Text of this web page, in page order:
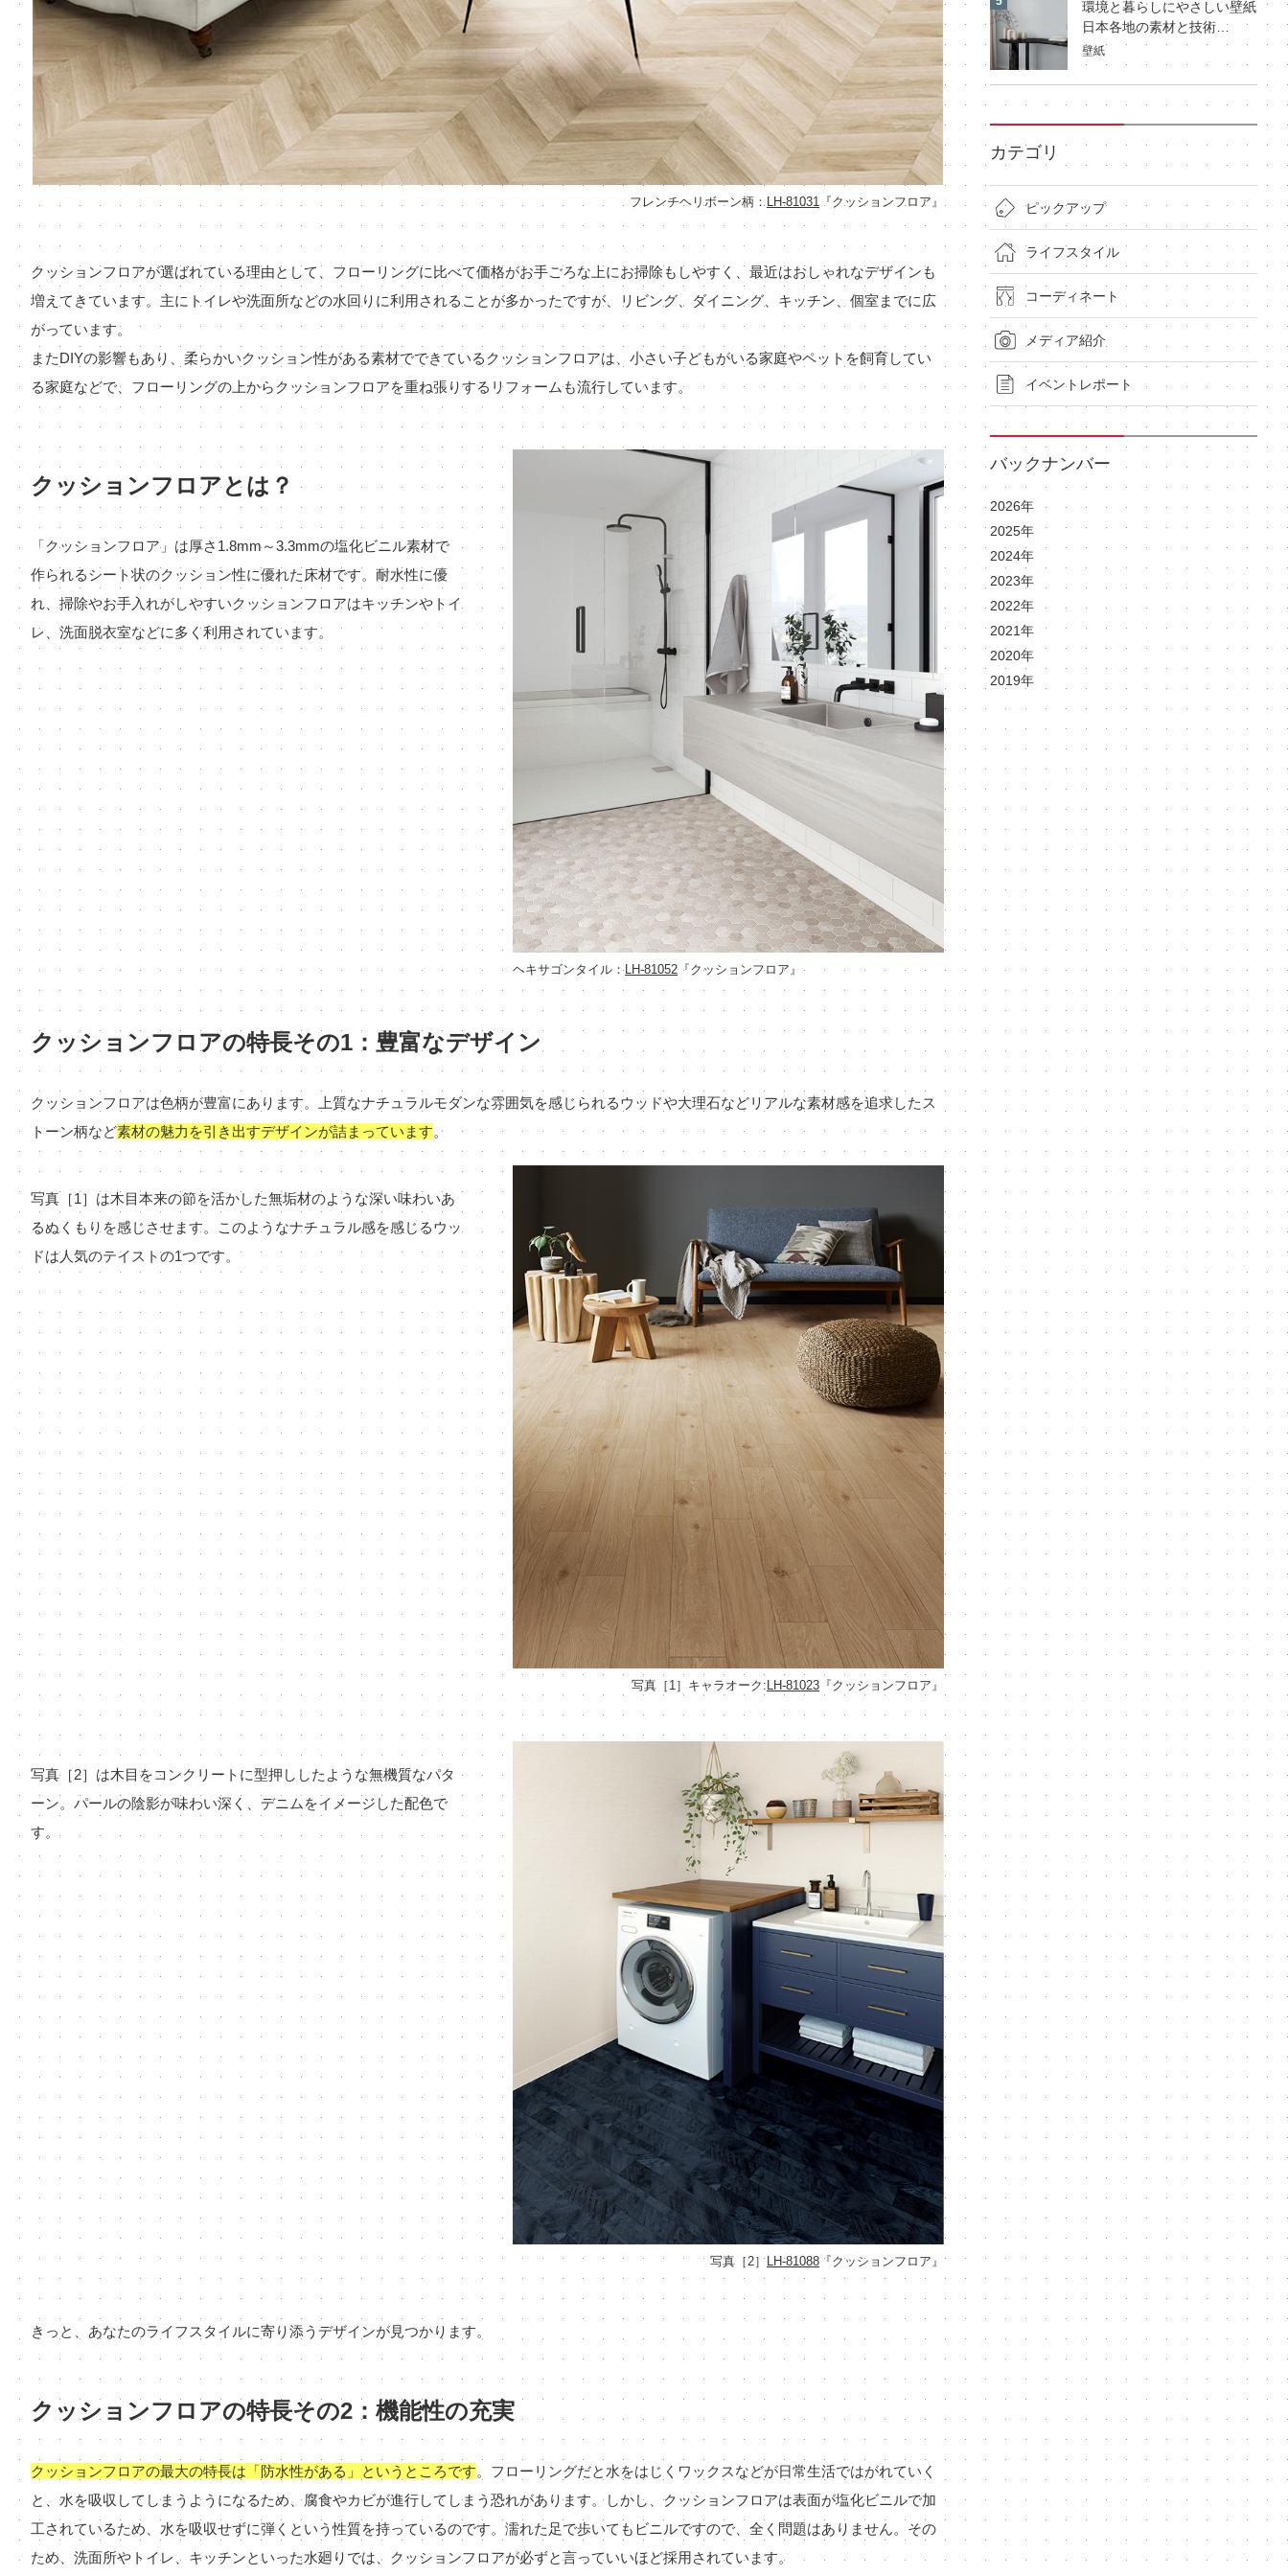
フレンチヘリボーン柄： LH-81031 『クッションフロア』
クッションフロアが選ばれている理由として、フローリングに比べて価格がお手ごろな上にお掃除もしやすく、最近はおしゃれなデザインも
増えてきています。主にトイレや洗面所などの水回りに利用されることが多かったですが、リビング、ダイニング、キッチン、個室までに広
がっています。
またDIYの影響もあり、柔らかいクッション性がある素材でできているクッションフロアは、小さい子どもがいる家庭やペットを飼育してい
る家庭などで、フローリングの上からクッションフロアを重ね張りするリフォームも流行しています。
クッションフロアとは？
「クッションフロア」は厚さ1.8mm～3.3mmの塩化ビニル素材で
作られるシート状のクッション性に優れた床材です。耐水性に優
れ、掃除やお手入れがしやすいクッションフロアはキッチンやトイ
レ、洗面脱衣室などに多く利用されています。
ヘキサゴンタイル： LH-81052 『クッションフロア』
クッションフロアの特長その1：豊富なデザイン
クッションフロアは色柄が豊富にあります。上質なナチュラルモダンな雰囲気を感じられるウッドや大理石などリアルな素材感を追求したス
トーン柄など素材の魅力を引き出すデザインが詰まっています。
写真［1］は木目本来の節を活かした無垢材のような深い味わいあ
るぬくもりを感じさせます。このようなナチュラル感を感じるウッ
ドは人気のテイストの1つです。
写真［1］キャラオーク: LH-81023 『クッションフロア』
写真［2］は木目をコンクリートに型押ししたような無機質なパタ
ーン。パールの陰影が味わい深く、デニムをイメージした配色で
す。
写真［2］ LH-81088 『クッションフロア』
きっと、あなたのライフスタイルに寄り添うデザインが見つかります。
クッションフロアの特長その2：機能性の充実
クッションフロアの最大の特長は「防水性がある」というところです。フローリングだと水をはじくワックスなどが日常生活ではがれていく
と、水を吸収してしまうようになるため、腐食やカビが進行してしまう恐れがあります。しかし、クッションフロアは表面が塩化ビニルで加
工されているため、水を吸収せずに弾くという性質を持っているのです。濡れた足で歩いてもビニルですので、全く問題はありません。その
ため、洗面所やトイレ、キッチンといった水廻りでは、クッションフロアが必ずと言っていいほど採用されています。
環境と暮らしにやさしい壁紙
日本各地の素材と技術…
壁紙
カテゴリ
ピックアップ
ライフスタイル
コーディネート
メディア紹介
イベントレポート
バックナンバー
2026年
2025年
2024年
2023年
2022年
2021年
2020年
2019年